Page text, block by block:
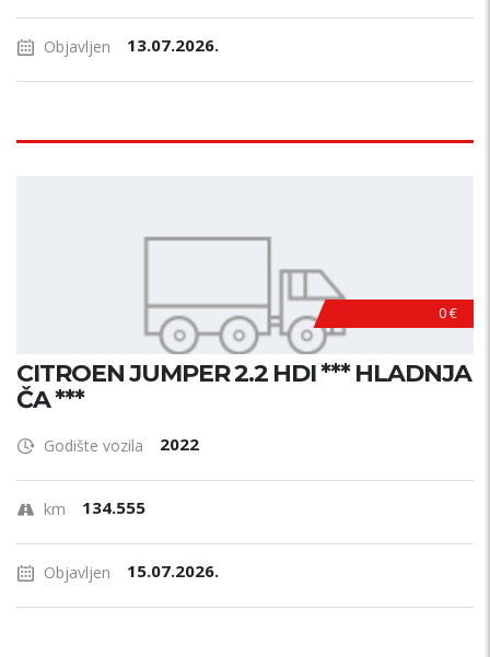
Objavljen 13.07.2026.
0 €
CITROEN JUMPER 2.2 HDI *** HLADNJA
ČA ***
Godište vozila 2022
km 134.555
Objavljen 15.07.2026.